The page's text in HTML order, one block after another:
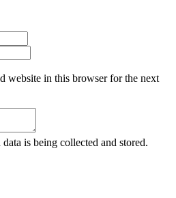
website in this browser for the next
is being collected and stored.